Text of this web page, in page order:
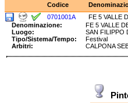
Codice
0701001A
FE 5 VALLE
Denominazione:
FE 5 VALLE
Luogo:
SAN
Tipo/Sistema/Tempo:
Festival
Arbitri:
CALPONA